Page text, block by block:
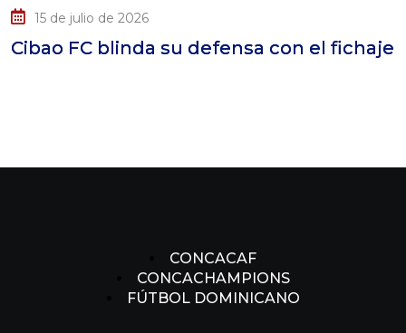
15 de julio de 2026
Cibao FC blinda su defensa con el fichaje
CONCACAF
CONCACHAMPIONS
FÚTBOL DOMINICANO